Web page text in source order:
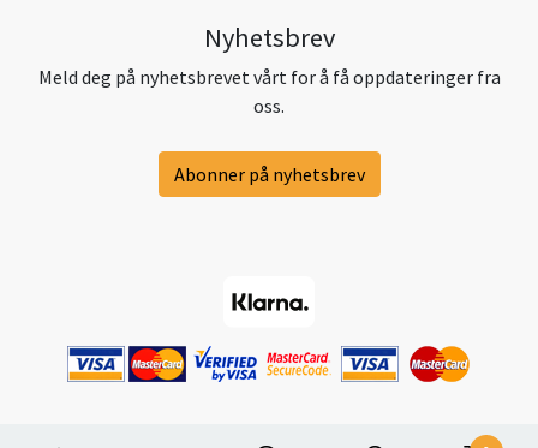
Nyhetsbrev
Meld deg på nyhetsbrevet vårt for å få oppdateringer fra
oss.
Abonner på nyhetsbrev